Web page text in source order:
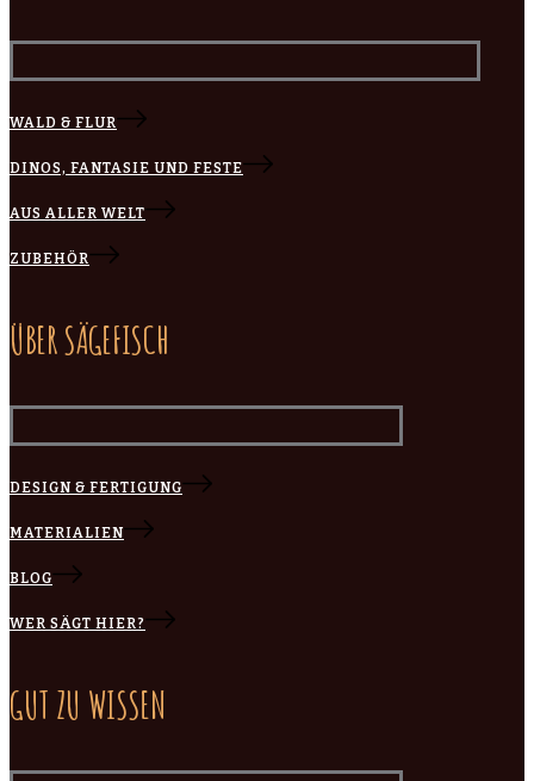
WALD & FLUR
DINOS, FANTASIE UND FESTE
AUS ALLER WELT
ZUBEHÖR
ÜBER SÄGEFISCH
DESIGN & FERTIGUNG
MATERIALIEN
BLOG
WER SÄGT HIER?
GUT ZU WISSEN